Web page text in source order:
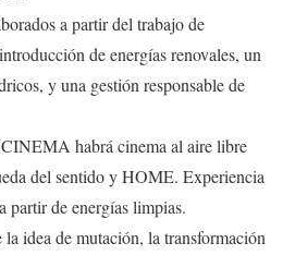
a partir del trabajo de
de energías renovales, un
y una gestión responsable de
habrá cinema al aire libre
del sentido y HOME. Experiencia
partir de energías limpias.
idea de mutación, la transformación